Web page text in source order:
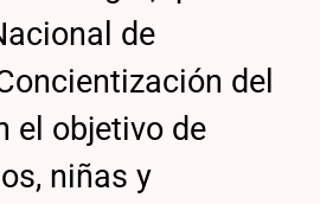
de
del
el objetivo de
niñas y